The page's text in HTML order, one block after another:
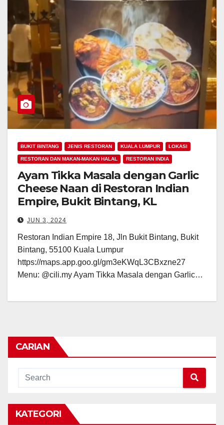
BUKIT BINTANG JENIS RESTORAN KUALA LUMPUR LOKASI
RESTORAN DAN MAKAN-MAKAN HALAL RESTORAN INDIA
Ayam Tikka Masala dengan Garlic
Cheese Naan di Restoran Indian
Empire, Bukit Bintang, KL
JUN 3, 2024
Restoran Indian Empire 18, Jln Bukit Bintang, Bukit
Bintang, 55100 Kuala Lumpur
https://maps.app.goo.gl/gm3eKWqL3CBxzne27
Menu: @cili.my Ayam Tikka Masala dengan Garlic…
CARIAN
KATEGORI